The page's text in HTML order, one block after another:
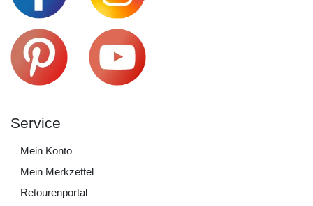
Service
Mein Konto
Mein Merkzettel
Retourenportal